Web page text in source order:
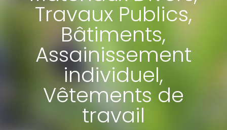
Travaux Publics,
Bâtiments,
Assainissement
individuel,
Vêtements de
travail